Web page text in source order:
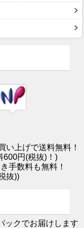
い上げで送料無料！
600円(税抜)！)
手数料も無料！
抜))
ックでお届けします